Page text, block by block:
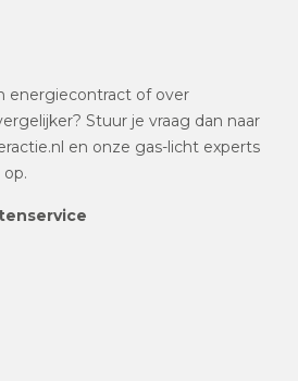
energiecontract of over
Stuur je vraag dan naar
en onze gas-licht experts